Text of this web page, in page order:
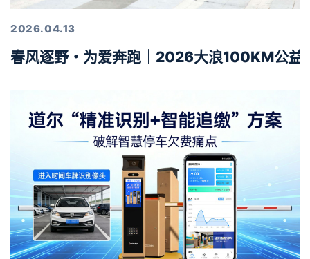
2026.04.13
春风逐野・为爱奔跑｜2026大浪100KM公益